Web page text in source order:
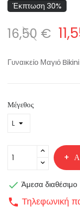
Έκπτωση 30%
16,50 €
Γυναικείο Μαγιό
Μέγεθος
 Άμεσα διαθέσιμο
call Τηλεφωνική